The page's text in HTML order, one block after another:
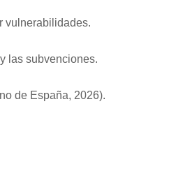
vulnerabilidades.
las subvenciones.
de España, 2026).